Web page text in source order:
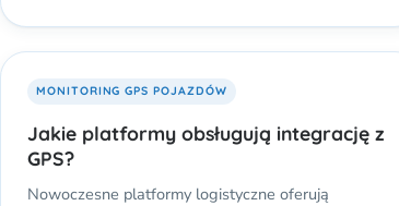
MONITORING GPS POJAZDÓW
Jakie platformy obsługują integrację z
GPS?
Nowoczesne platformy logistyczne oferują